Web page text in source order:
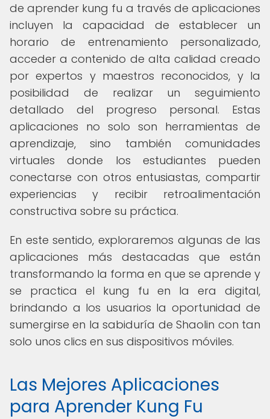
de aprender kung fu a través de aplicaciones
incluyen la capacidad de establecer un
horario de entrenamiento personalizado,
acceder a contenido de alta calidad creado
por expertos y maestros reconocidos, y la
posibilidad de realizar un seguimiento
detallado del progreso personal. Estas
aplicaciones no solo son herramientas de
aprendizaje, sino también comunidades
virtuales donde los estudiantes pueden
conectarse con otros entusiastas, compartir
experiencias y recibir retroalimentación
constructiva sobre su práctica.
En este sentido, exploraremos algunas de las
aplicaciones más destacadas que están
transformando la forma en que se aprende y
se practica el kung fu en la era digital,
brindando a los usuarios la oportunidad de
sumergirse en la sabiduría de Shaolin con tan
solo unos clics en sus dispositivos móviles.
Las Mejores Aplicaciones
para Aprender Kung Fu